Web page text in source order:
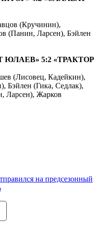
(Кручинин),
(Панин, Ларсен), Бэйлен
ЮЛАЕВ» 5:2 «ТРАКТОР
(Лисовец, Кадейкин),
Бэйлен (Гика, Седлак),
Ларсен), Жарков
на предсезонный